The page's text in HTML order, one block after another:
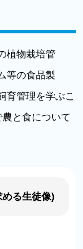
植物栽培管
等の食品製
育管理を学ぶこ
と食について
る生徒像)